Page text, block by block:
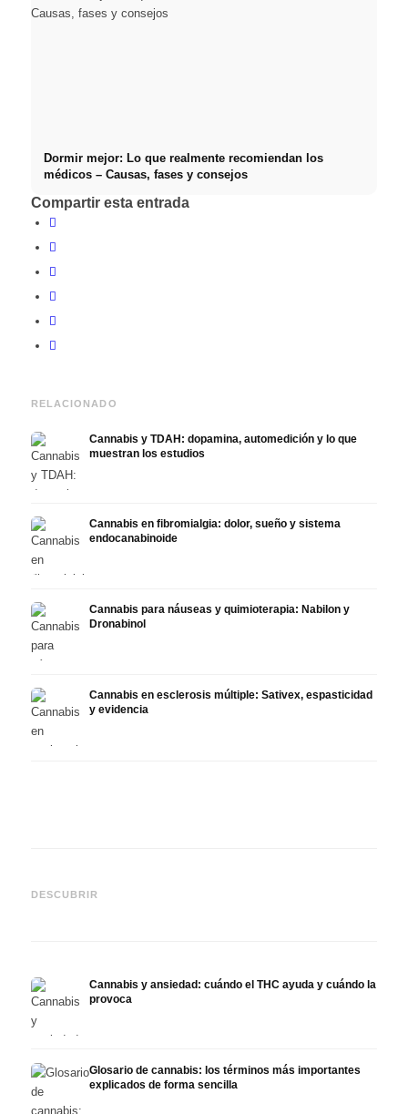
Dormir mejor: Lo que realmente recomiendan los
médicos – Causas, fases y consejos
Compartir esta entrada
RELACIONADO
Cannabis y TDAH: dopamina, automedición y lo que
muestran los estudios
Cannabis en fibromialgia: dolor, sueño y sistema
endocanabinoide
Cannabis para náuseas y quimioterapia: Nabilon y
Dronabinol
Cannabis en esclerosis múltiple: Sativex, espasticidad
y evidencia
DESCUBRIR
Epidiolex y el estado actual
Cannabis y ansiedad: cuándo el THC ayuda y cuándo la
provoca
Glosario de cannabis: los términos más importantes
explicados de forma sencilla